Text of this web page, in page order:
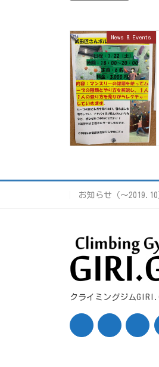
News & Events
お知らせ（〜2019.10
クライミングジム